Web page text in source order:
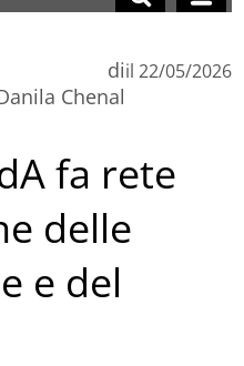
di
Chenal
il 22/05/2026
fa rete
delle
e del